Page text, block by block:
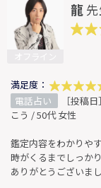
龍
満足度：
電話占い
［投稿
こう / 50代 女性
鑑定内容をわかりや
時がくるまでしっか
ありがとうございまし